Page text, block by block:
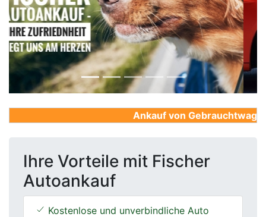
Previous Next
Ankauf von
Ihre Vorteile mit Fischer
Autoankauf
Kostenlose und unverbindliche Auto